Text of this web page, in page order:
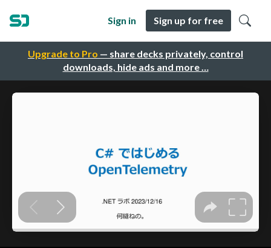
Upgrade to Pro — share decks privately, control
downloads, hide ads and more …
Sign in Sign up for free